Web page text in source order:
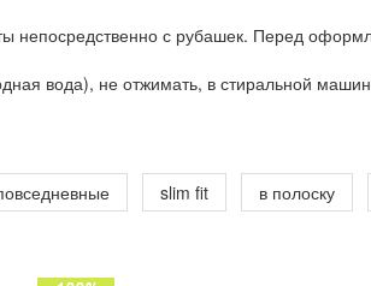
непосредственно с рубашек. Перед
вода), не отжимать, в стиральной
slim fit в полоску